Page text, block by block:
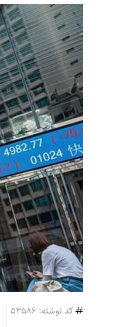
کد نوشته: 53586